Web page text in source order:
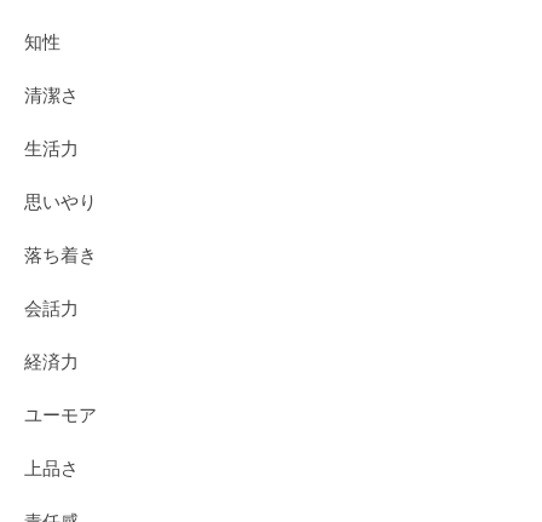
知性
清潔さ
生活力
思いやり
落ち着き
会話力
経済力
ユーモア
上品さ